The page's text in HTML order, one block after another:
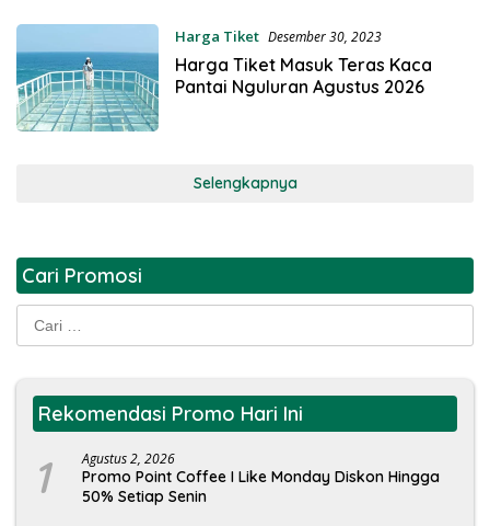
Harga Tiket Desember 30, 2023
Harga Tiket Masuk Teras Kaca
Pantai Nguluran Agustus 2026
Selengkapnya
Cari Promosi
Cari
untuk:
Rekomendasi Promo Hari Ini
1 Agustus 2, 2026
Promo Point Coffee I Like Monday Diskon Hingga
50% Setiap Senin